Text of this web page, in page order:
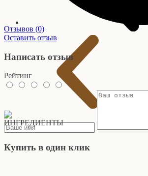
Отзывов (0)
Оставить отзыв
Написать отзыв
Рейтинг
Купить в один клик